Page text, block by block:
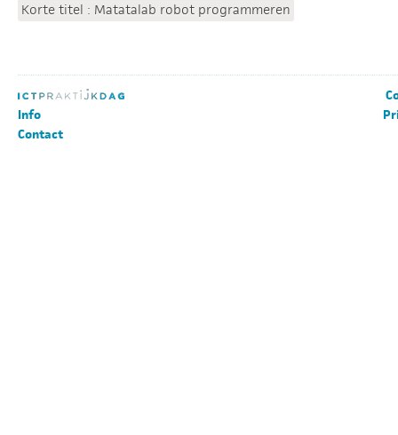
Korte titel : Matatalab robot programmeren
Info
Contact